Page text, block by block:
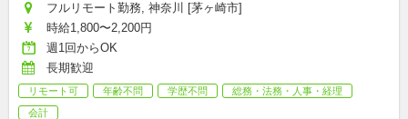
フルリモート勤務, 神奈川 [茅ヶ崎市]
時給1,800〜2,200円
週1回からOK
長期歓迎
リモート可 年齢不問 学歴不問
総務・法務・人事・経理
会計